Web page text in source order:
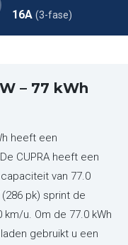
16A (3-fase)
– 77 kWh
heeft een
CUPRA heeft een
van 77.0
pk) sprint de
u. Om de 77.0 kWh
gebruikt u een